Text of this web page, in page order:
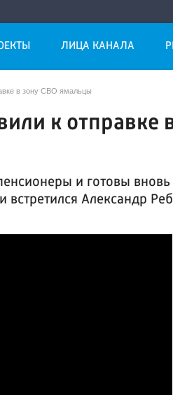
ЛИЦА КАНАЛА
в зону СВО ямальцы
к отправке
и готовы вновь
Александр